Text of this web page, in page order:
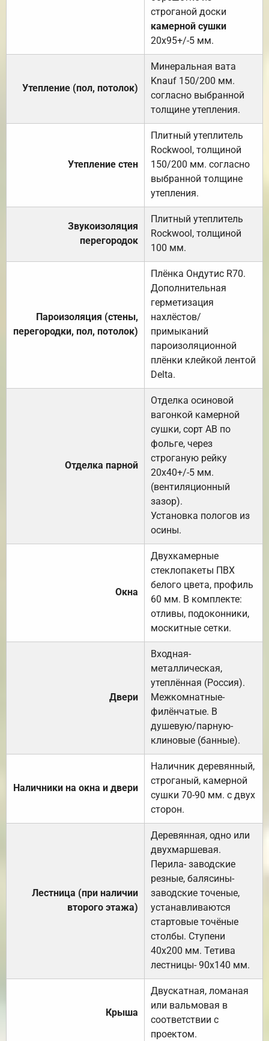
строганой доски
камерной сушки
20х95+/-5 мм.
Утепление (пол, потолок)
Минеральная вата
Knauf 150/200 мм.
согласно выбранной
толщине утепления.
Утепление стен
Плитный утеплитель
Rockwool, толщиной
150/200 мм. согласно
выбранной толщине
утепления.
Звукоизоляция
перегородок
Плитный утеплитель
Rockwool, толщиной
100 мм.
Пароизоляция (стены,
перегородки, пол, потолок)
Плёнка Ондутис R70.
Дополнительная
герметизация
нахлёстов/
примыканий
пароизоляционной
плёнки клейкой лентой
Delta.
Отделка парной
Отделка осиновой
вагонкой камерной
сушки, сорт АВ по
фольге, через
строганую рейку
20х40+/-5 мм.
(вентиляционный
зазор).
Установка пологов из
осины.
Окна
Двухкамерные
стеклопакеты ПВХ
белого цвета, профиль
60 мм. В комплекте:
отливы, подоконники,
москитные сетки.
Двери
Входная-
металлическая,
утеплённая (Россия).
Межкомнатные-
филёнчатые. В
душевую/парную-
клиновые (банные).
Наличники на окна и двери
Наличник деревянный,
строганый, камерной
сушки 70-90 мм. с двух
сторон.
Лестница (при наличии
второго этажа)
Деревянная, одно или
двухмаршевая.
Перила- заводские
резные, балясины-
заводские точеные,
устанавливаются
стартовые точёные
столбы. Ступени
40х200 мм. Тетива
лестницы- 90х140 мм.
Крыша
Двускатная, ломаная
или вальмовая в
соответствии с
проектом.